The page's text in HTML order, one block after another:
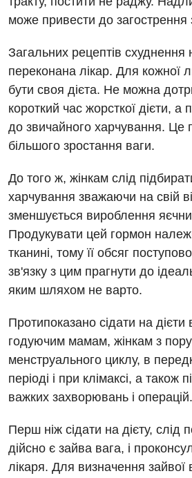
Ревматологія
Терапія
Травматологія і ортопедія
Урологія
Фізіотерапія
Хірургічне відділення
Для дітей
Дитяча алергологія
Дитяча гастроентерологія
Дитяча гінекологія
Дитяча ендокринологія
Дитяча неврологія
Дитяча ортопедія і травматологія
може привести до
Загальних рецептів схуднення
переконана лікар. Для кожної
бути своя дієта. Не можна
короткий час жорсткої дієти, а
до звичайного харчування.
більшого зростання ваги.
До того ж, жінкам слід
харчування зважаючи на свій
зменшується вироблення
Продукувати цей гормон
тканині, тому її обсяг
зв'язку з цим прагнути до
яким шляхом не варто.
Протипоказано сідати на дієти
годуючим мамам, жінкам з
менструального циклу, в
періоді і при клімаксі, а також
важких захворювань і операцій.
Перш ніж сідати на дієту, слід
дійсно є зайва вага, і
лікаря. Для визначення зайвої